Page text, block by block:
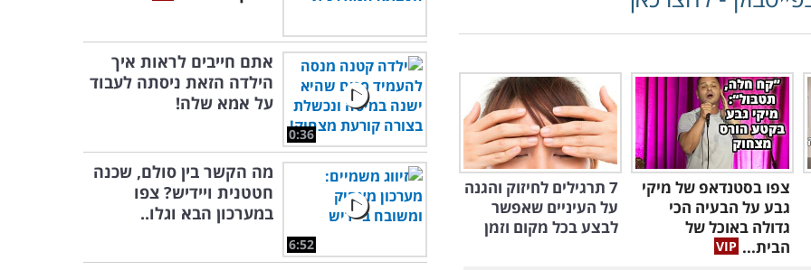
צפו בסטנדאפ של מיקי
גבע על הבעיה הכי
גדולה באוכל של
הבית...
7 תרגילים לחיזוק והגנה
על העיניים שאפשר
לבצע בכל מקום וזמן
0:36
אתם חייבים לראות איך
הילדה הזאת ניסתה לעבוד
על אמא שלה!
6:52
מה הקשר בין סולם, שכנה
חטטנית ויידיש? צפו
במערכון הבא וגלו..